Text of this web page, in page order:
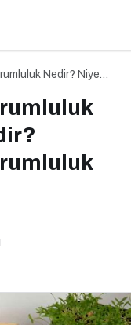
Nedir? Niye
Gizli Tehlikeleri